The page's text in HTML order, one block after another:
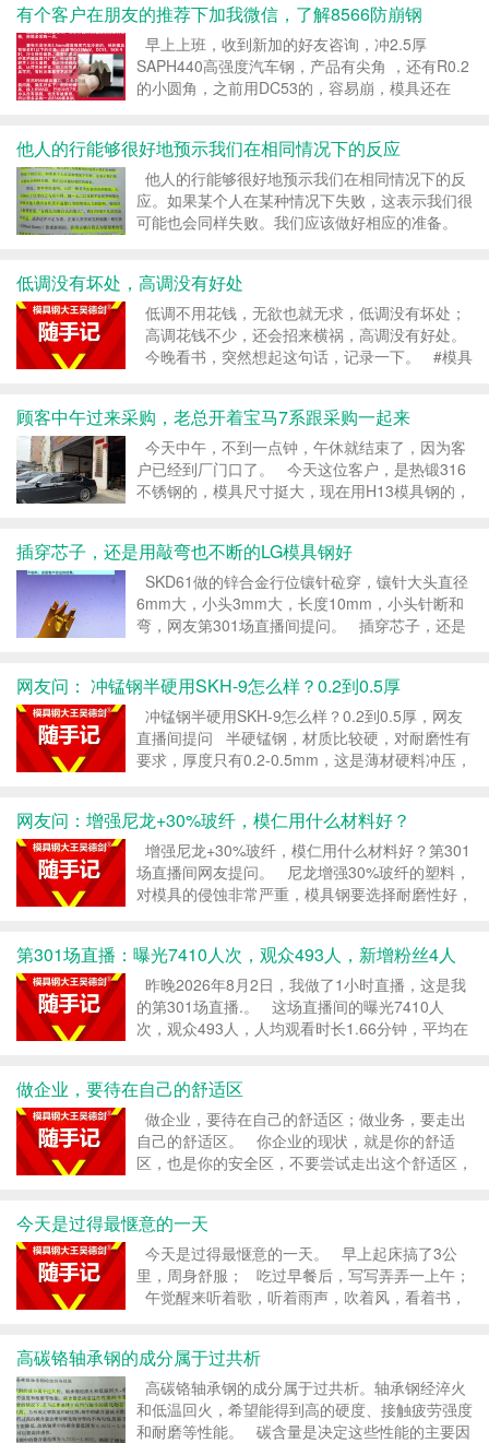
有个客户在朋友的推荐下加我微信，了解8566防崩钢
早上上班，收到新加的好友咨询，冲2.5厚
SAPH440高强度汽车钢，产品有尖角 ，还有R0.2
的小圆角，之前用DC53的，容易崩，模具还在
厚汽车钢，材质比较硬...
他人的行能够很好地预示我们在相同情况下的反应
他人的行能够很好地预示我们在相同情况下的反
应。如果某个人在某种情况下失败，这表示我们很
可能也会同样失败。我们应该做好相应的准备。
为的情境压力的影响。 ...
低调没有坏处，高调没有好处
低调不用花钱，无欲也就无求，低调没有坏处；
高调花钱不少，还会招来横祸，高调没有好处。
今晚看书，突然想起这句话，记录一下。 #模具
顾客中午过来采购，老总开着宝马7系跟采购一起来
今天中午，不到一点钟，午休就结束了，因为客
户已经到厂门口了。 今天这位客户，是热锻316
不锈钢的，模具尺寸挺大，现在用H13模具钢的，
来了，今天老总开着宝马7系跟...
插穿芯子，还是用敲弯也不断的LG模具钢好
SKD61做的锌合金行位镶针砬穿，镶针大头直径
6mm大，小头3mm大，长度10mm，小头针断和
弯，网友第301场直播间提问。 插穿芯子，还是
网友问： 冲锰钢半硬用SKH-9怎么样？0.2到0.5厚
冲锰钢半硬用SKH-9怎么样？0.2到0.5厚，网友
直播间提问 半硬锰钢，材质比较硬，对耐磨性有
要求，厚度只有0.2-0.5mm，这是薄材硬料冲压，
网友问：增强尼龙+30%玻纤，模仁用什么材料好？
增强尼龙+30%玻纤，模仁用什么材料好？第301
场直播间网友提问。 尼龙增强30%玻纤的塑料，
对模具的侵蚀非常严重，模具钢要选择耐磨性好，
第301场直播：曝光7410人次，观众493人，新增粉丝4人
昨晚2026年8月2日，我做了1小时直播，这是我
的第301场直播.。 这场直播间的曝光7410人
次，观众493人，人均观看时长1.66分钟，平均在
做企业，要待在自己的舒适区
做企业，要待在自己的舒适区；做业务，要走出
自己的舒适区。 你企业的现状，就是你的舒适
区，也是你的安全区，不要尝试走出这个舒适区，
做企业，安全是第一要务...
今天是过得最惬意的一天
今天是过得最惬意的一天。 早上起床搞了3公
里，周身舒服； 吃过早餐后，写写弄弄一上午；
午觉醒来听着歌，听着雨声，吹着风，看着书，
高碳铬轴承钢的成分属于过共析
高碳铬轴承钢的成分属于过共析。轴承钢经淬火
和低温回火，希望能得到高的硬度、接触疲劳强度
和耐磨等性能。 碳含量是决定这些性能的主要因